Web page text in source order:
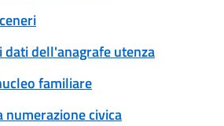
dell'anagrafe utenza
familiare
numerazione civica